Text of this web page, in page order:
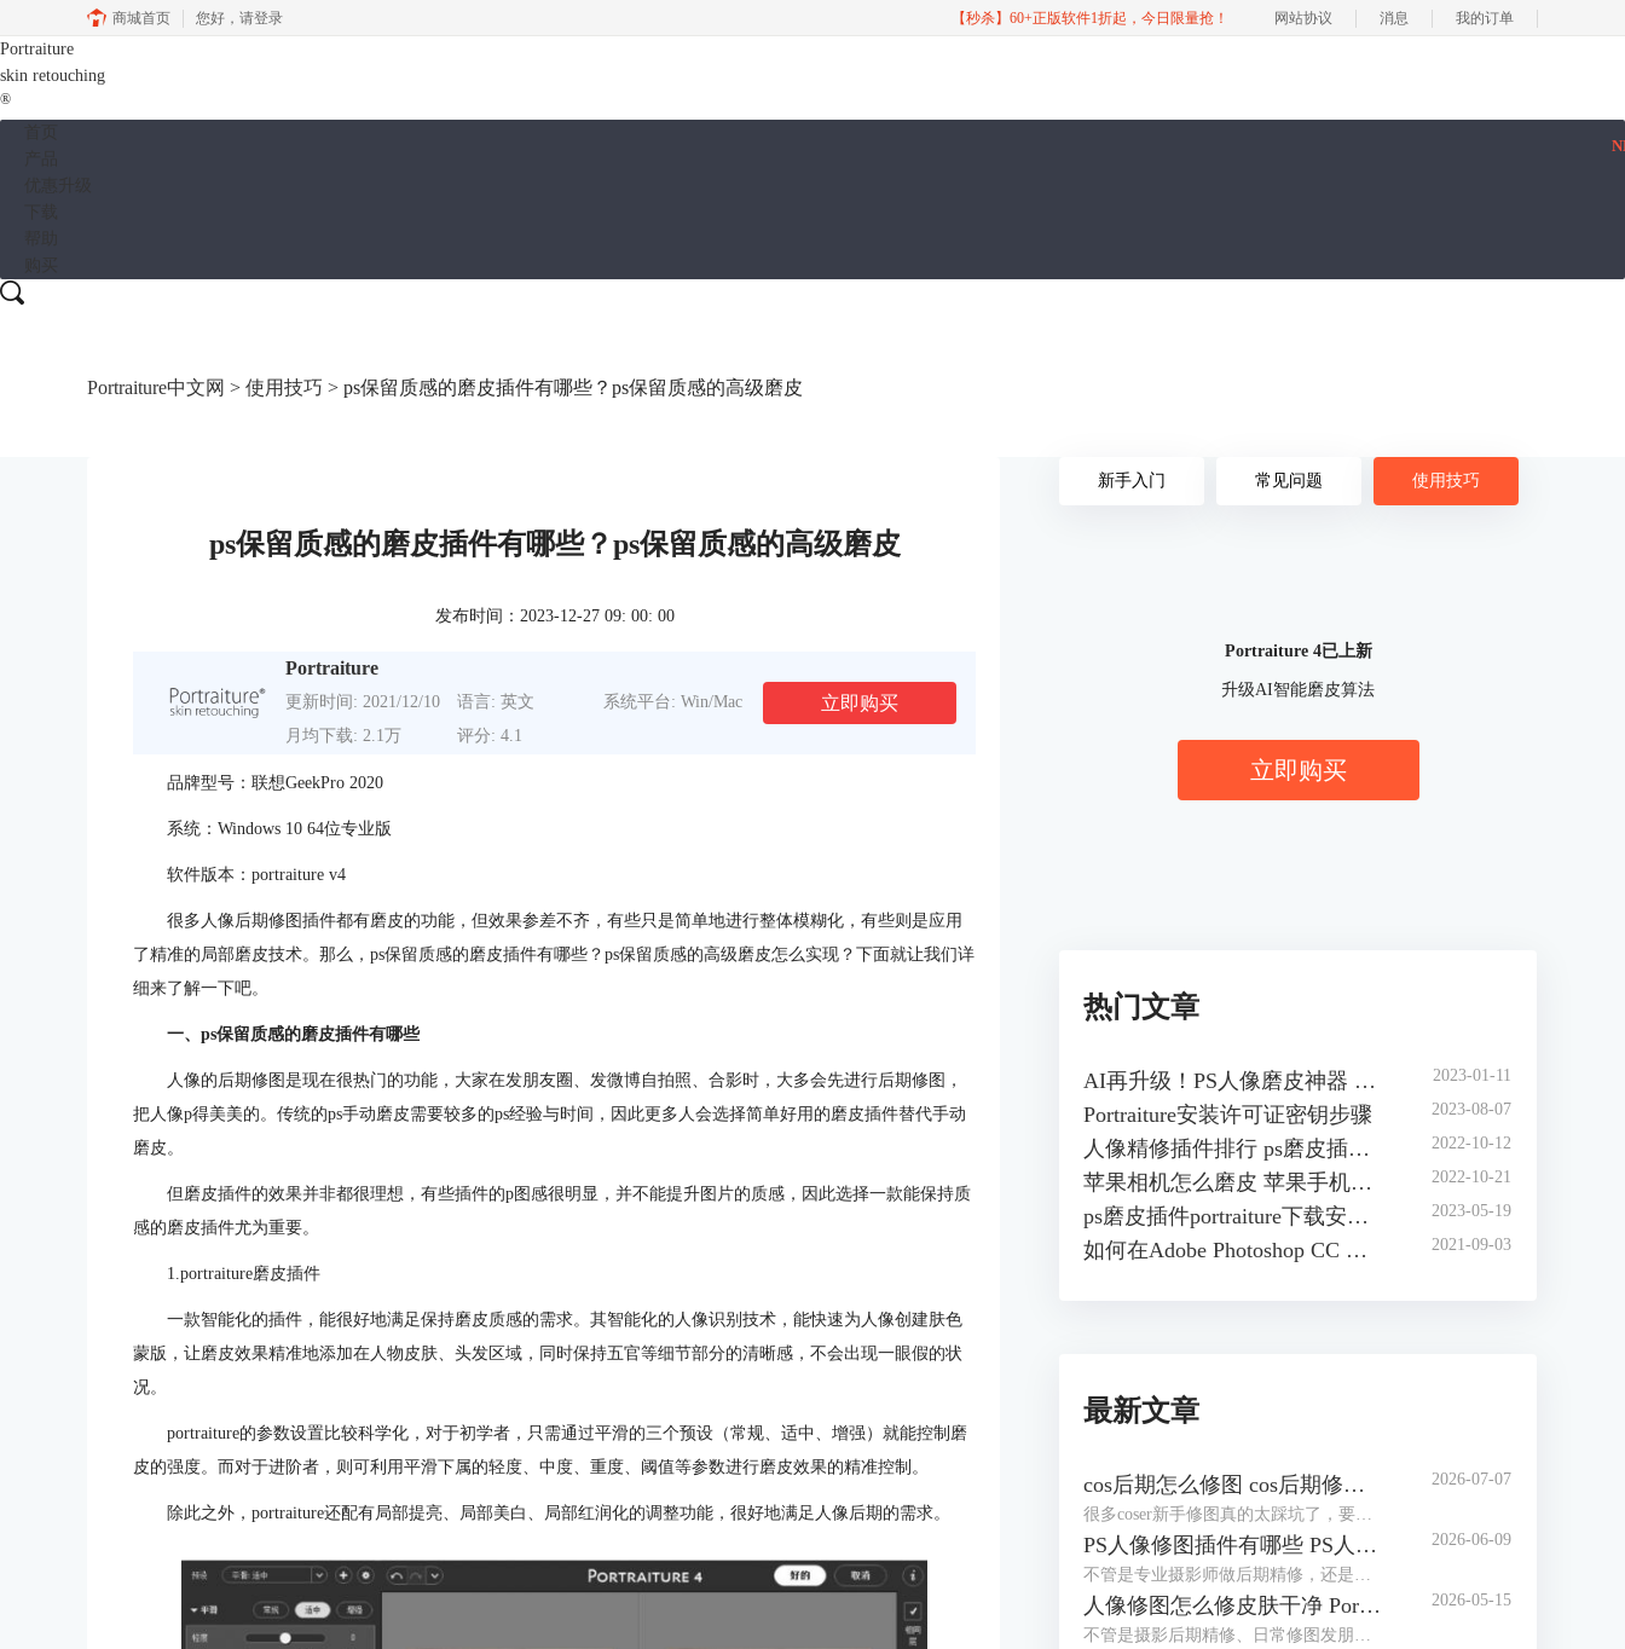
商城首页 您好， 请登录 【秒杀】60+正版软件1折起，今日限量抢！ 网站协议 消息 我的订单
Portraiture
skin retouching
®
Portraiture中文网 > 使用技巧 > ps保留质感的磨皮插件有哪些？ps保留质感的高级磨皮
ps保留质感的磨皮插件有哪些？ps保留质感的高级磨皮
发布时间：2023-12-27 09: 00: 00
Portraiture
更新时间: 2021/12/10 语言: 英文
系统平台: Win/Mac
月均下载: 2.1万
评分: 4.1
立即购买
品牌型号：联想GeekPro 2020
系统：Windows 10 64位专业版
软件版本：portraiture v4
很多人像后期修图插件都有磨皮的功能，但效果参差不齐，有些只是简单地进行整体模糊化，有些则是应用
了精准的局部磨皮技术。那么，ps保留质感的磨皮插件有哪些？ps保留质感的高级磨皮怎么实现？下面就让我们详
细来了解一下吧。
一、ps保留质感的磨皮插件有哪些
人像的后期修图是现在很热门的功能，大家在发朋友圈、发微博自拍照、合影时，大多会先进行后期修图，
把人像p得美美的。传统的ps手动磨皮需要较多的ps经验与时间，因此更多人会选择简单好用的磨皮插件替代手动
磨皮。
但磨皮插件的效果并非都很理想，有些插件的p图感很明显，并不能提升图片的质感，因此选择一款能保持质
感的磨皮插件尤为重要。
1.portraiture磨皮插件
一款智能化的插件，能很好地满足保持磨皮质感的需求。其智能化的人像识别技术，能快速为人像创建肤色
蒙版，让磨皮效果精准地添加在人物皮肤、头发区域，同时保持五官等细节部分的清晰感，不会出现一眼假的状
况。
portraiture的参数设置比较科学化，对于初学者，只需通过平滑的三个预设（常规、适中、增强）就能控制磨
皮的强度。而对于进阶者，则可利用平滑下属的轻度、中度、重度、阈值等参数进行磨皮效果的精准控制。
除此之外，portraiture还配有局部提亮、局部美白、局部红润化的调整功能，很好地满足人像后期的需求。
新手入门 常见问题 使用技巧
Portraiture 4已上新
升级AI智能磨皮算法
立即购买
热门文章
AI再升级！PS人像磨皮神器 Portraiture 4 官方中文版正式上线 2023-01-11
Portraiture安装许可证密钥步骤 2023-08-07
人像精修插件排行 ps磨皮插件哪个效果好 2022-10-12
苹果相机怎么磨皮 苹果手机怎么磨皮 2022-10-21
ps磨皮插件portraiture下载安装方法 ps磨皮插件怎么用 2023-05-19
如何在Adobe Photoshop CC 安装 Portraiture 3插件 2021-09-03
最新文章
cos后期怎么修图 cos后期修图怎么磨皮好看 2026-07-07
PS人像修图插件有哪些 PS人像修图插件怎么用 2026-06-09
人像修图怎么修皮肤干净 Portraiture怎么修人像脸部五官 2026-05-15